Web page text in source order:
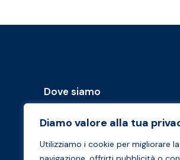
Diamo valore alla tua
Utilizziamo i cookie per migliorare
Dove siamo
Rai e Partners
Via Agostino Bertani, 6
20154 Milano